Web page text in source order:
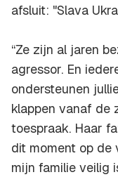
afsluit: "Slava
“Ze zijn al jaren
agressor. En
ondersteunen
klappen vanaf de
toespraak. Haar
dit moment op de
mijn familie veilig